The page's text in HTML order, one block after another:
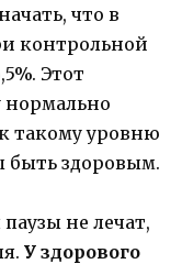
что в
контрольной
Этот
нормально
такому уровню
быть здоровым.
не лечат,
У здорового